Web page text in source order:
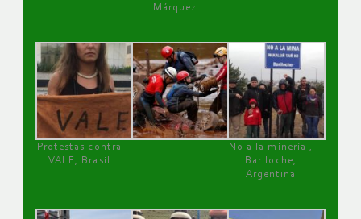
Márquez
Protestas contra
VALE, Brasil
No a la minería ,
Bariloche,
Argentina